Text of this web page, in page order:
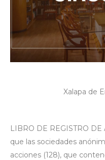
Xalapa de
LIBRO DE REGISTRO
que las sociedades
acciones (128), que